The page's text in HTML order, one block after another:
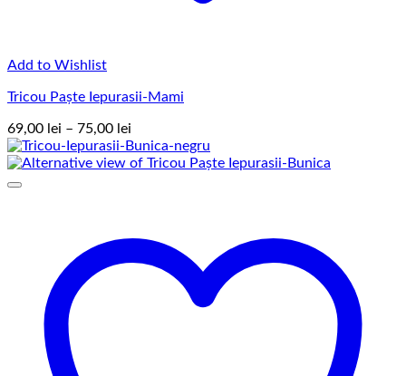
Add to Wishlist
Tricou Paște Iepurasii-Mami
69,00 lei – 75,00 lei
de
prețuri: